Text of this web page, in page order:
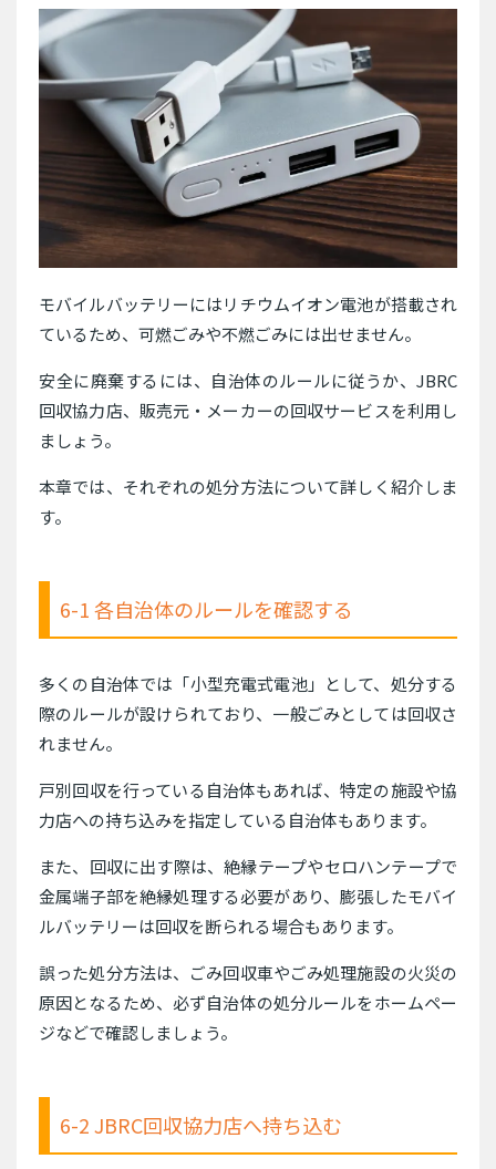
モバイルバッテリーにはリチウムイオン電池が搭載され
ているため、可燃ごみや不燃ごみには出せません。
安全に廃棄するには、自治体のルールに従うか、JBRC
回収協力店、販売元・メーカーの回収サービスを利用し
ましょう。
本章では、それぞれの処分方法について詳しく紹介しま
す。
6-1 各自治体のルールを確認する
多くの自治体では「小型充電式電池」として、処分する
際のルールが設けられており、一般ごみとしては回収さ
れません。
戸別回収を行っている自治体もあれば、特定の施設や協
力店への持ち込みを指定している自治体もあります。
また、回収に出す際は、絶縁テープやセロハンテープで
金属端子部を絶縁処理する必要があり、膨張したモバイ
ルバッテリーは回収を断られる場合もあります。
誤った処分方法は、ごみ回収車やごみ処理施設の火災の
原因となるため、必ず自治体の処分ルールをホームペー
ジなどで確認しましょう。
6-2 JBRC回収協力店へ持ち込む